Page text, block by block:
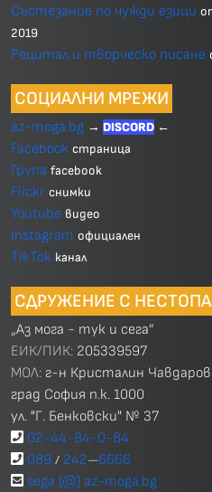
Състезание по чужди езици
2019
Рецитал и творческо писане
СОЦИАЛНИ МРЕЖИ
az-moga.bg → DISCORD ←
Facebook страница
Група facebook
Flickr снимки
Youtube видео
Instagram официален
TikTok канал
СДРУЖЕНИЕ С
„Аз мога - тук и сега”
ЕИК/ПИК: 205339597
МОЛ: г-н Кристалин Чавдаров
град София п.к. 1000
ул. "Г. Бенковски" № 37
02-44-84-0-84
089 / 242—6666
sega [@] az-moga.bg